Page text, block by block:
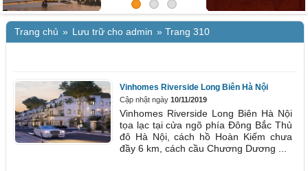
Trang chủ » Lưu trữ cho admin » Trang 310
Vinhomes Riverside Long Biên Hà Nội
Cập nhật ngày 10/11/2019
Vinhomes Riverside Long Biên Hà Nội
tọa lạc tại cửa ngõ phía Đông Bắc Thủ
đô Hà Nội, cách hồ Hoàn Kiếm chưa
đầy 6 km, cách cầu Chương Dương ...